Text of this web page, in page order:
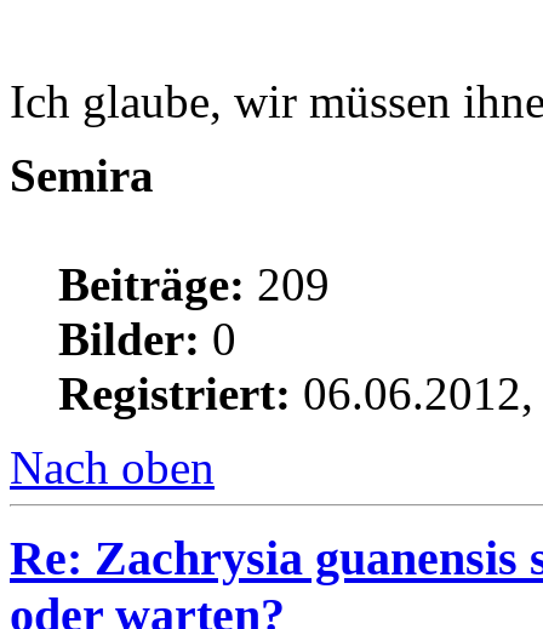
Ich glaube, wir müssen
Semira
Beiträge: 209
Bilder: 0
Registriert:
Nach oben
Re: Zachrysia guanensis
oder warten?